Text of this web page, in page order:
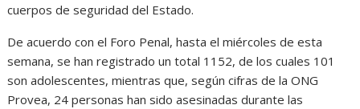
cuerpos de seguridad del Estado.
De acuerdo con el Foro Penal, hasta el miércoles de esta
semana, se han registrado un total 1152, de los cuales 101
son adolescentes, mientras que, según cifras de la ONG
Provea, 24 personas han sido asesinadas durante las